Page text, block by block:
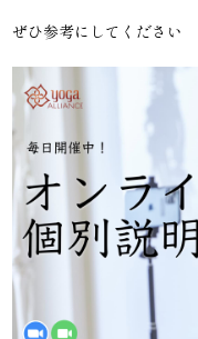
ぜひ参考にしてください